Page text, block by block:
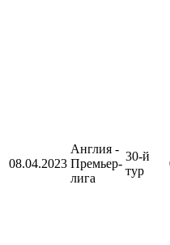
08.04.2023
Англия -
Премьер-
лига
30-й
тур